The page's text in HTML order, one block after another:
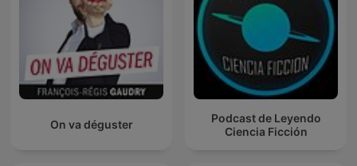
On va déguster
Podcast de Leyendo
Ciencia Ficción